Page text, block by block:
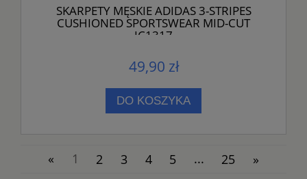
SKARPETY MĘSKIE ADIDAS 3-STRIPES
CUSHIONED SPORTSWEAR MID-CUT
IC1317
49,90 zł
DO KOSZYKA
« 1 2 3 4 5 ... 25 »